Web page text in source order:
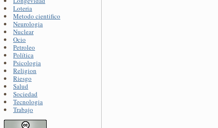
Loteria
Metodo cientifico
Neurologia
Nuclear
Ocio
Petroleo
Política
Psicologia
Religion
Riesgo
Salud
Sociedad
Tecnologia
Trabajo